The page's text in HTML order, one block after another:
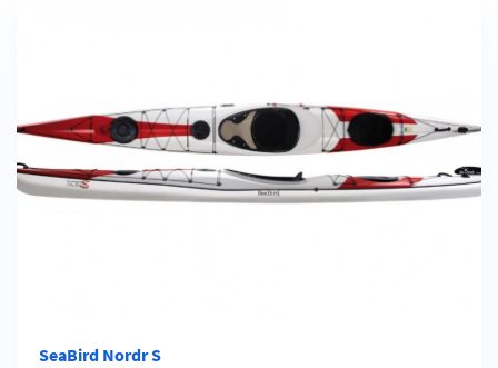
SeaBird Nordr S